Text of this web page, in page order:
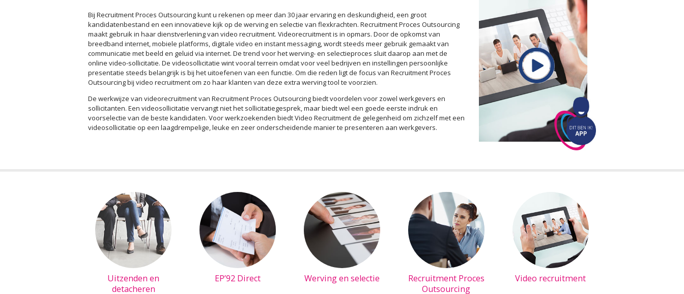
Bij Recruitment Proces Outsourcing kunt u rekenen op meer dan 30 jaar ervaring en deskundigheid, een groot
kandidatenbestand en een innovatieve kijk op de werving en selectie van flexkrachten. Recruitment Proces Outsourcing
maakt gebruik in haar dienstverlening van video recruitment. Videorecruitment is in opmars. Door de opkomst van
breedband internet, mobiele platforms, digitale video en instant messaging, wordt steeds meer gebruik gemaakt van
communicatie met beeld en geluid via internet. De trend voor het werving- en selectieproces sluit daarop aan met de
online video-sollicitatie. De videosollicitatie wint vooral terrein omdat voor veel bedrijven en instellingen persoonlijke
presentatie steeds belangrijk is bij het uitoefenen van een functie. Om die reden ligt de focus van Recruitment Proces
Outsourcing bij video recruitment om zo haar klanten van deze extra werving tool te voorzien.
De werkwijze van videorecruitment van Recruitment Proces Outsourcing biedt voordelen voor zowel werkgevers en
sollicitanten. Een videosollicitatie vervangt niet het sollicitatiegesprek, maar biedt wel een goede eerste indruk en
voorselectie van de beste kandidaten. Voor werkzoekenden biedt Video Recruitment de gelegenheid om zichzelf met een
videosollicitatie op een laagdrempelige, leuke en zeer onderscheidende manier te presenteren aan werkgevers.
Uitzenden en
detacheren
EP’92 Direct Werving en selectie
Recruitment Proces
Outsourcing
Video recruitment